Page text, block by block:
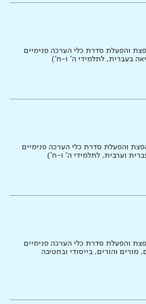
והפעלת סדרת כלי הערכה פנימיים
בעברית, לתלמידי ה' ו-ח')
והפעלת סדרת כלי הערכה פנימיים
וערבית, לתלמידי ה' ו-ח')
והפעלת סדרת כלי הערכה פנימיים
מורים והורים, בייסודי ובחטיבה